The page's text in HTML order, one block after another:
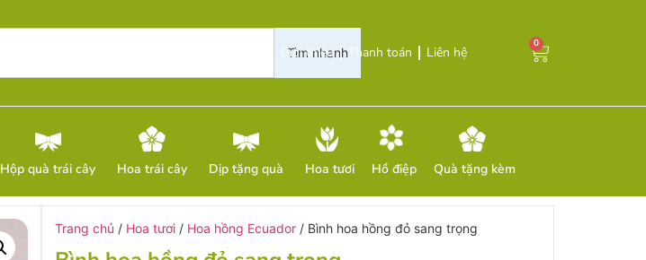
Tìm nhanh
Giới thiệu Thanh toán Liên hệ
0
Hộp quà trái cây Hoa trái cây Dịp tặng quà Hoa tươi Hồ điệp Quà tặng kèm
Trang chủ / Hoa tươi / Hoa hồng Ecuador / Bình hoa hồng đỏ sang trọng